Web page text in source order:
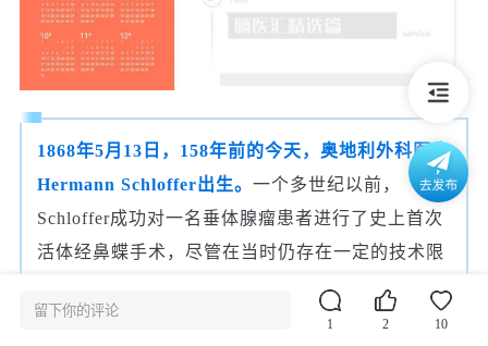
1868年5月13日，158年前的今天，奥地利外科医生
Hermann Schloffer出生。 一个多世纪以前，
Schloffer成功对一名垂体腺瘤患者进行了史上首次
活体经鼻蝶手术，尽管在当时仍存在一定的技术限
制，但这一大胆的决定不仅在概念和技术上具有开
创性，而且很快发展为主流的手术实践方式并得到
留下你的评论
1 2 10